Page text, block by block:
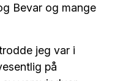
Bevar og mange
jeg var i
på